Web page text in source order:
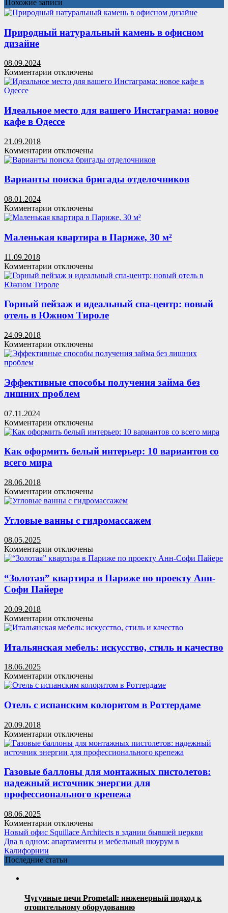
Похожие записи
Природный натуральный камень в офисном
дизайне
08.09.2024
Комментарии к
записи
камень
в
офисном
отключены
Идеальное место для вашего Инстаграма: новое
кафе в Одессе
21.09.2018
Комментарии к
записи
место
Инстаграма:
новое
кафе
Одессе
отключены
Варианты поиска бригады отделочников
08.01.2024
Комментарии к
записи
поиска
бригады
отключены
Маленькая квартира в Париже, 30 м²
11.09.2018
Комментарии к
записи
Маленькая
в
Париже,
30
отключены
Горный пейзаж и идеальный спа-центр: новый
отель в Южном Тироле
24.09.2018
Комментарии к
записи
и
идеальный
спа-
отель
в
Тироле
отключены
Эффективные способы получения займа без
лишних проблем
07.11.2024
Комментарии к
записи
способы
займа
проблем
отключены
Как оформить белый интерьер: 10 вариантов со
всего мира
28.06.2018
Комментарии к
записи
оформить
белый
10
вариантов
со
мира
отключены
Угловые ванны с гидромассажем
08.05.2025
Комментарии к
записи
ванны
с
гидромассажем
отключены
“Золотая” квартира в Париже по проекту Анн-
Софи Пайере
20.09.2018
Комментарии к
записи
квартира
в
по
проекту
Анн-
Пайере
отключены
Итальянская мебель: искусство, стиль и качество
18.06.2025
Комментарии к
записи
мебель:
искусство,
качество
отключены
Отель с испанским колоритом в Роттердаме
20.09.2018
Комментарии к
записи
Отель
испанским
колоритом
в
Роттердаме
отключены
Газовые баллоны для монтажных пистолетов:
надежный источник энергии для
профессионального крепежа
08.06.2025
Комментарии к
записи
Газовые
для
монтажных
источник
энергии
отключены
Новый офис Squillace Architects в здании бывшей церкви
Два в одном: апартаменты и мебельный шоурум в
Калифорнии
Последние статьи
Чугунные печи Prometall: инженерный подход к
отопительному оборудованию